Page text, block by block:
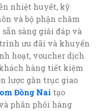
nhiệt huyết, kỹ
và bộ phận chăm
sàng giải đáp và
ưu đãi và khuyến
hoạt, voucher dịch
hàng tiết kiệm
lược gần trục giao
Đồng Nai tạo
phân phối hàng